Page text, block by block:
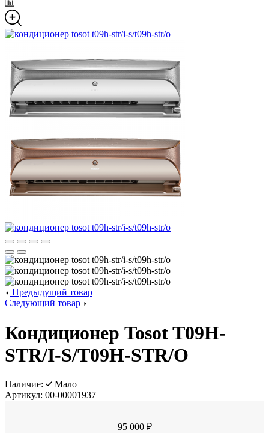
Предыдущий товар
Следующий товар
Кондиционер Tosot T09H-
STR/I-S/T09H-STR/O
Наличие:
Мало
Артикул: 00-00001937
95 000 ₽